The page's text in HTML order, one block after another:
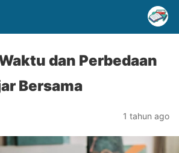
dan Perbedaan
Bersama
1 tahun ago